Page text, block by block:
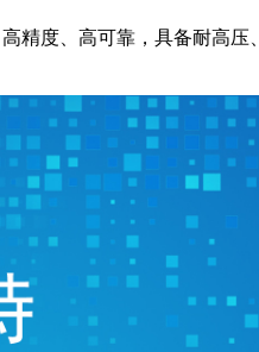
精度、高可靠，具备耐高